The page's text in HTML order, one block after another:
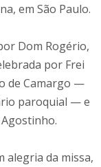
em São Paulo.
Dom Rogério,
por Frei
de Camargo —
paroquial — e
alegria da missa,